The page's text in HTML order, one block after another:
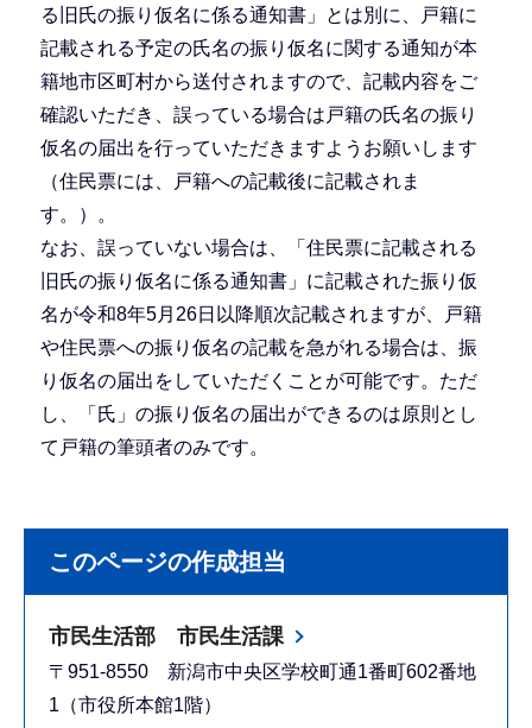
る旧氏の振り仮名に係る通知書」とは別に、戸籍に
記載される予定の氏名の振り仮名に関する通知が本
籍地市区町村から送付されますので、記載内容をご
確認いただき、誤っている場合は戸籍の氏名の振り
仮名の届出を行っていただきますようお願いします
（住民票には、戸籍への記載後に記載されま
す。）。
なお、誤っていない場合は、「住民票に記載される
旧氏の振り仮名に係る通知書」に記載された振り仮
名が令和8年5月26日以降順次記載されますが、戸籍
や住民票への振り仮名の記載を急がれる場合は、振
り仮名の届出をしていただくことが可能です。ただ
し、「氏」の振り仮名の届出ができるのは原則とし
て戸籍の筆頭者のみです。
このページの作成担当
市民生活部 市民生活課
〒951-8550 新潟市中央区学校町通1番町602番地
1（市役所本館1階）